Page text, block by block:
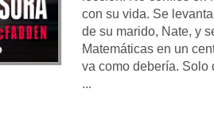
con su vida. Se
de su marido, Nate, y
Matemáticas en un
va como debería. Solo
...